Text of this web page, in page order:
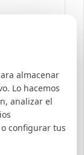
y
almacenar
Lo hacemos
analizar el
configurar tus